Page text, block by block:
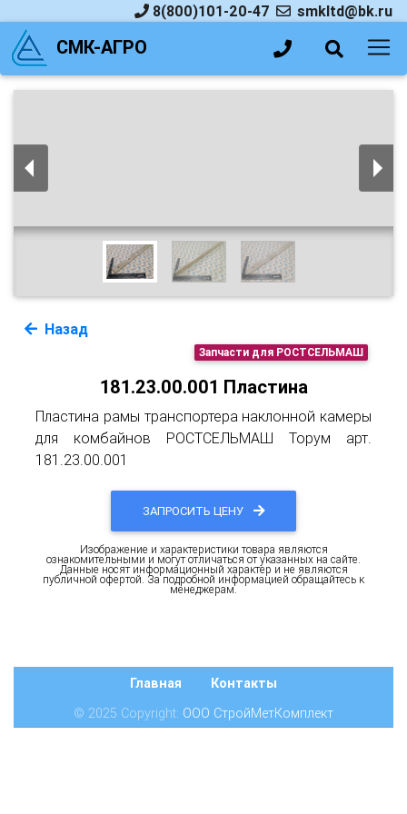
8(800)101-20-47 smkltd@bk.ru
СМК-АГРО
Назад
Запчасти для РОСТСЕЛЬМАШ
181.23.00.001 Пластина
Пластина рамы транспортера наклонной камеры
для комбайнов РОСТСЕЛЬМАШ Торум арт.
181.23.00.001
ЗАПРОСИТЬ ЦЕНУ
Изображение и характеристики товара являются
ознакомительными и могут отличаться от указанных на сайте.
Данные носят информационный характер и не являются
публичной офертой. За подробной информацией обращайтесь к
менеджерам.
Главная
Контакты
© 2025 Copyright: ООО СтройМетКомплект